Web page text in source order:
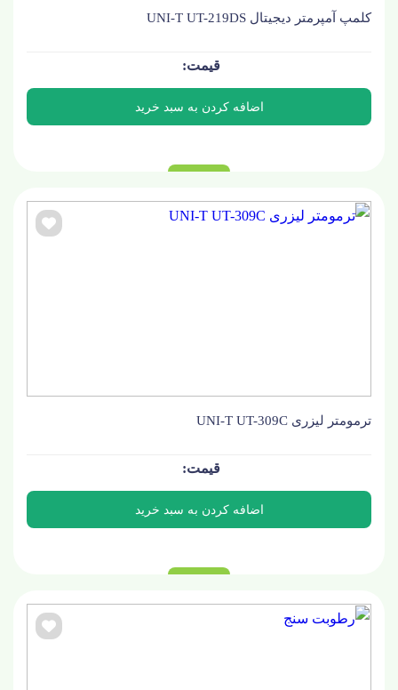
کلمپ آمپرمتر دیجیتال UNI-T UT-219DS
ترمومتر لیزری UNI-T UT-309C